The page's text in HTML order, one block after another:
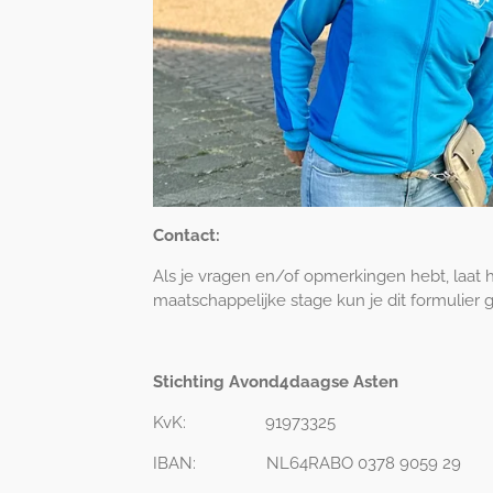
Contact:
Als je vragen en/of opmerkingen hebt, laat
maatschappelijke stage kun je dit formulier
Stichting Avond4daagse Asten
KvK: 91973325
IBAN: NL64RABO 0378 9059 29